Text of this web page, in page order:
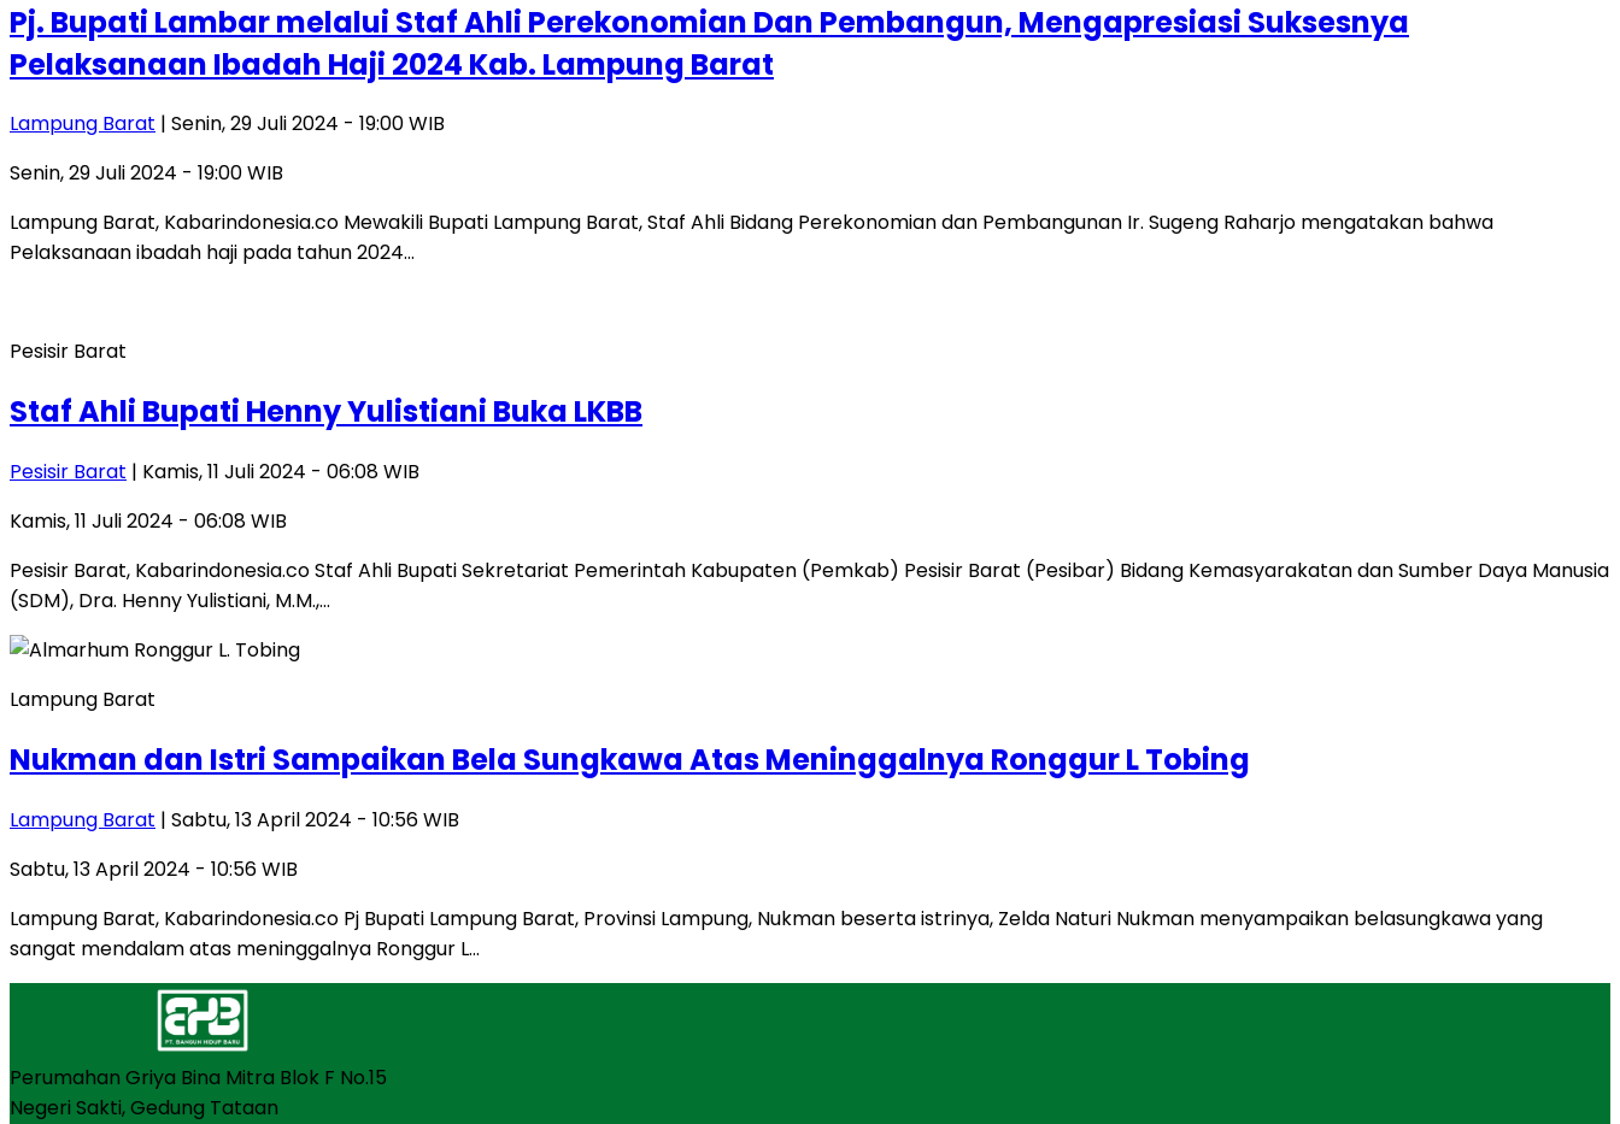
Pj. Bupati Lambar melalui Staf Ahli Perekonomian Dan Pembangun, Mengapresiasi Suksesnya
Pelaksanaan Ibadah Haji 2024 Kab. Lampung Barat
Lampung Barat | Senin, 29 Juli 2024 - 19:00 WIB
Senin, 29 Juli 2024 - 19:00 WIB
Lampung Barat, Kabarindonesia.co Mewakili Bupati Lampung Barat, Staf Ahli Bidang Perekonomian dan Pembangunan Ir. Sugeng Raharjo mengatakan bahwa
Pelaksanaan ibadah haji pada tahun 2024…
Pesisir Barat
Staf Ahli Bupati Henny Yulistiani Buka LKBB
Pesisir Barat | Kamis, 11 Juli 2024 - 06:08 WIB
Kamis, 11 Juli 2024 - 06:08 WIB
Pesisir Barat, Kabarindonesia.co Staf Ahli Bupati Sekretariat Pemerintah Kabupaten (Pemkab) Pesisir Barat (Pesibar) Bidang Kemasyarakatan dan Sumber Daya Manusia
(SDM), Dra. Henny Yulistiani, M.M.,…
Lampung Barat
Nukman dan Istri Sampaikan Bela Sungkawa Atas Meninggalnya Ronggur L Tobing
Lampung Barat | Sabtu, 13 April 2024 - 10:56 WIB
Sabtu, 13 April 2024 - 10:56 WIB
Lampung Barat, Kabarindonesia.co Pj Bupati Lampung Barat, Provinsi Lampung, Nukman beserta istrinya, Zelda Naturi Nukman menyampaikan belasungkawa yang
sangat mendalam atas meninggalnya Ronggur L…
Perumahan Griya Bina Mitra Blok F No.15
Negeri Sakti, Gedung Tataan